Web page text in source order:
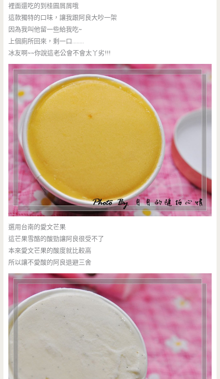
裡面還吃的到桂圓屑屑哦
這款獨特的口味，讓我跟阿良大吵一架
因為我叫他留一些給我吃~
上個廁所回來，剩一口……..
冰友啊~~你說這老公會不會太丫劣!!!
選用台南的愛文芒果
這芒果雪酪的酸勁讓阿良很受不了
本來愛文芒果的酸度就比較高
所以讓不愛酸的阿良退避三舍